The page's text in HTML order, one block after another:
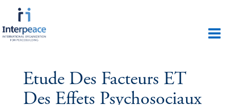
Etude Des Facteurs ET
Des Effets Psychosociaux